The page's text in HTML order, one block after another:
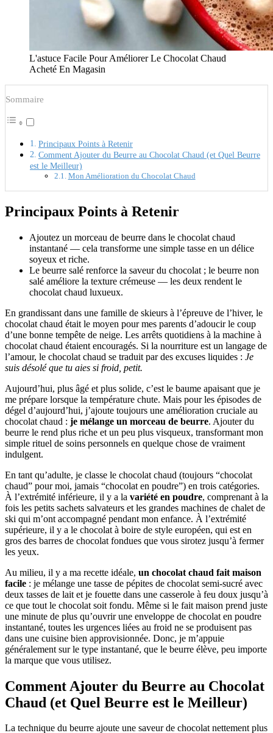
L'astuce Facile Pour Améliorer Le Chocolat Chaud
Acheté En Magasin
Sommaire
Principaux Points à Retenir
Comment Ajouter du Beurre au Chocolat Chaud (et Quel Beurre
est le Meilleur)
Mon Amélioration du Chocolat Chaud
Principaux Points à Retenir
Ajoutez un morceau de beurre dans le chocolat chaud
instantané — cela transforme une simple tasse en un délice
soyeux et riche.
Le beurre salé renforce la saveur du chocolat ; le beurre non
salé améliore la texture crémeuse — les deux rendent le
chocolat chaud luxueux.
En grandissant dans une famille de skieurs à l’épreuve de l’hiver, le
chocolat chaud était le moyen pour mes parents d’adoucir le coup
d’une bonne tempête de neige. Les arrêts quotidiens à la machine à
chocolat chaud étaient encouragés. Si la nourriture est un langage de
l’amour, le chocolat chaud se traduit par des excuses liquides : Je
suis désolé que tu aies si froid, petit.
Aujourd’hui, plus âgé et plus solide, c’est le baume apaisant que je
me prépare lorsque la température chute. Mais pour les épisodes de
dégel d’aujourd’hui, j’ajoute toujours une amélioration cruciale au
chocolat chaud : je mélange un morceau de beurre. Ajouter du
beurre le rend plus riche et un peu plus visqueux, transformant mon
simple rituel de soins personnels en quelque chose de vraiment
indulgent.
En tant qu’adulte, je classe le chocolat chaud (toujours “chocolat
chaud” pour moi, jamais “chocolat en poudre”) en trois catégories.
À l’extrémité inférieure, il y a la variété en poudre, comprenant à la
fois les petits sachets salvateurs et les grandes machines de chalet de
ski qui m’ont accompagné pendant mon enfance. À l’extrémité
supérieure, il y a le chocolat à boire de style européen, qui est en
gros des barres de chocolat fondues que vous sirotez jusqu’à fermer
les yeux.
Au milieu, il y a ma recette idéale, un chocolat chaud fait maison
facile : je mélange une tasse de pépites de chocolat semi-sucré avec
deux tasses de lait et je fouette dans une casserole à feu doux jusqu’à
ce que tout le chocolat soit fondu. Même si le fait maison prend juste
une minute de plus qu’ouvrir une enveloppe de chocolat en poudre
instantané, toutes les urgences liées au froid ne se produisent pas
dans une cuisine bien approvisionnée. Donc, je m’appuie
généralement sur le type instantané, que le beurre élève, peu importe
la marque que vous utilisez.
Comment Ajouter du Beurre au Chocolat
Chaud (et Quel Beurre est le Meilleur)
La technique du beurre ajoute une saveur de chocolat nettement plus